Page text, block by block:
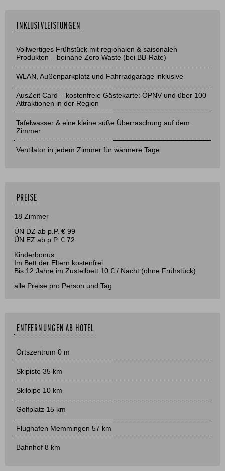
INKLUSIVLEISTUNGEN
Vollwertiges Frühstück mit regionalen & saisonalen
Produkten – beinahe Zero Waste (bei BB-Rate)
WLAN, Außenparkplatz und Fahrradgarage inklusive
AusZeit Card – kostenfreie Gästekarte: ÖPNV und über 100
Attraktionen in der Region
Tafelwasser & eine kleine süße Überraschung auf dem
Zimmer
Ventilator in jedem Zimmer für wärmere Tage
PREISE
18 Zimmer
ÜN DZ ab p.P. € 99
ÜN EZ ab p.P. € 72
Kinderbonus
Im Bett der Eltern kostenfrei
Bis 12 Jahre im Zustellbett 10 € / Nacht (ohne Frühstück)
alle Preise pro Person und Tag
ENTFERNUNGEN AB HOTEL
Ortszentrum 0 m
Skipiste 35 km
Skiloipe 10 km
Golfplatz 15 km
Flughafen Memmingen 57 km
Bahnhof 8 km